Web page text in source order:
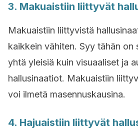
3. Makuaistiin liittyvät
Makuaistiin liittyvistä
kaikkein vähiten. Syy tähän on
yhtä yleisiä kuin visuaaliset ja
hallusinaatiot. Makuaistiin
voi ilmetä masennuskausina.
4. Hajuaistiin liittyvät